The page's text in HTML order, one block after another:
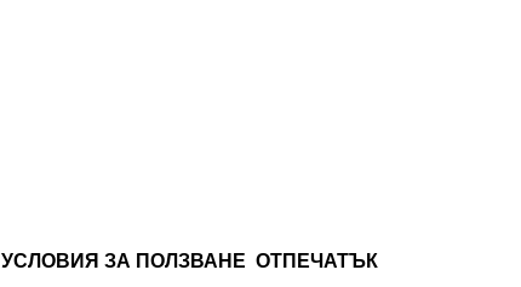
УСЛОВИЯ ЗА ПОЛЗВАНЕ ОТПЕЧАТЪК